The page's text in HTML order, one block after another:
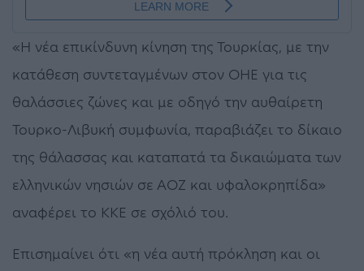
«Η νέα επικίνδυνη κίνηση της Τουρκίας, με την
κατάθεση συντεταγμένων στον ΟΗΕ για τις
θαλάσσιες ζώνες και με οδηγό την αυθαίρετη
Τουρκο-Λιβυκή συμφωνία, παραβιάζει το δίκαιο
της θάλασσας και καταπατά τα δικαιώματα των
ελληνικών νησιών σε ΑΟΖ και υφαλοκρηπίδα»
αναφέρει το ΚΚΕ σε σχόλιό του.
Επισημαίνει ότι «η νέα αυτή πρόκληση και οι